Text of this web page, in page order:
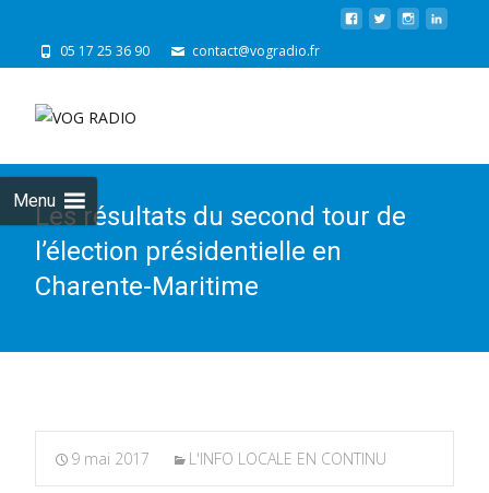
05 17 25 36 90 contact@vogradio.fr
Menu
Les résultats du second tour de
l’élection présidentielle en
Charente-Maritime
9 mai 2017 L'INFO LOCALE EN CONTINU